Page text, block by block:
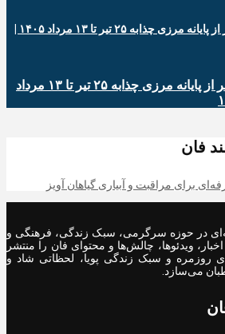
اطلاع‌نگاشت| تردد مسافر از پایانه‌ مرزی چذابه ۲۵ تیر تا ۱۳ مرداد
فان
برای مراقبت و آبیاری گیاهان آویز
از سال ۱۳۹۰ رسانه‌ای در حوزه سرگرمی، سبک زندگی، فرهنگی و
ویدئوها، چالش‌ها و محتوای فان را منتشر
روزمره و سبک زندگی پویا، لحظاتی شاد و
می‌سازد.